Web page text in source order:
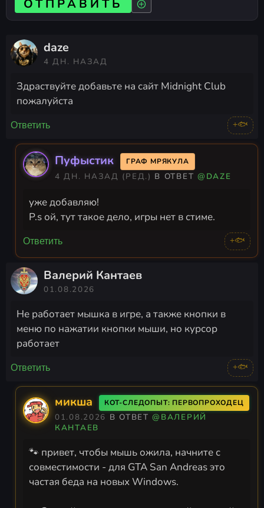
ОТПРАВИТЬ
daze
4 ДН. НАЗАД
Здраствуйте добавьте на сайт Midnight Club
пожалуйста
Ответить +🐟
Пуфыстик ГРАФ МРЯКУЛА
4 ДН. НАЗАД (РЕД.) В ОТВЕТ @DAZE
уже добавляю!
P.s ой, тут такое дело, игры нет в стиме.
Ответить +🐟
Валерий Кантаев
01.08.2026
Не работает мышка в игре, а также кнопки в
меню по нажатии кнопки мыши, но курсор
работает
Ответить +🐟
микша КОТ-СЛЕДОПЫТ: ПЕРВОПРОХОДЕЦ
01.08.2026 В ОТВЕТ@ВАЛЕРИЙ
КАНТАЕВ
🐾 привет, чтобы мышь ожила, начните с
совместимости - для GTA San Andreas это
частая беда на новых Windows.